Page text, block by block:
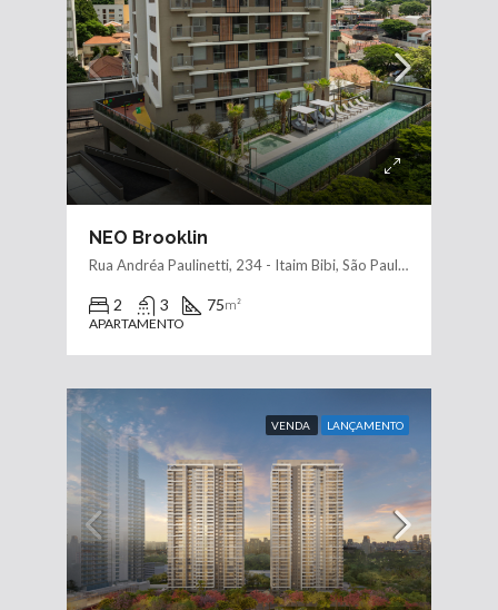
NEO Brooklin
Rua Andréa Paulinetti, 234 - Itaim Bibi, São Paulo - SP, 04707-051, Brasil
2 3 75m²
APARTAMENTO
VENDA LANÇAMENTO